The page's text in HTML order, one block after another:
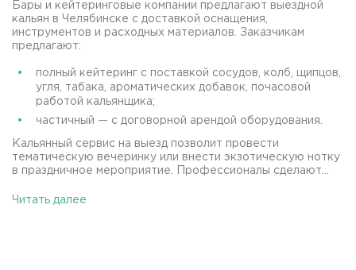
Бары и кейтеринговые компании предлагают выездной
кальян в Челябинске с доставкой оснащения,
инструментов и расходных материалов. Заказчикам
предлагают:
полный кейтеринг с поставкой сосудов, колб, щипцов,
угля, табака, ароматических добавок, почасовой
работой кальянщика;
частичный — с договорной арендой оборудования.
Кальянный сервис на выезд позволит провести
тематическую вечеринку или внести экзотическую нотку
в праздничное мероприятие. Профессионалы сделают...
Читать далее